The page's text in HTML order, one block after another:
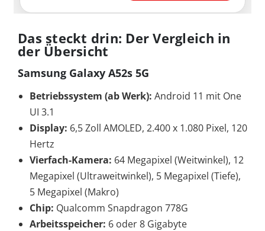
Das steckt drin: Der Vergleich in
der Übersicht
Samsung Galaxy A52s 5G
Betriebssystem (ab Werk): Android 11 mit One
UI 3.1
Display: 6,5 Zoll AMOLED, 2.400 x 1.080 Pixel, 120
Hertz
Vierfach-Kamera: 64 Megapixel (Weitwinkel), 12
Megapixel (Ultraweitwinkel), 5 Megapixel (Tiefe),
5 Megapixel (Makro)
Chip: Qualcomm Snapdragon 778G
Arbeitsspeicher: 6 oder 8 Gigabyte